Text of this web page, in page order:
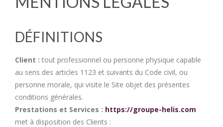
DÉFINITIONS
Client : tout professionnel ou personne physique capable
au sens des articles 1123 et suivants du Code civil, ou
personne morale, qui visite le Site objet des présentes
conditions générales.
Prestations et Services : https://groupe-helis.com
met à disposition des Clients :